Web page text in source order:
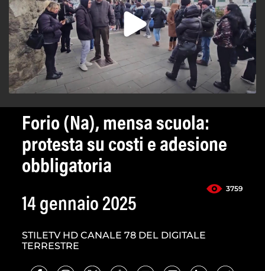
Forio (Na), mensa scuola:
protesta su costi e adesione
obbligatoria
3759
14 gennaio 2025
STILETV HD CANALE 78 DEL DIGITALE
TERRESTRE